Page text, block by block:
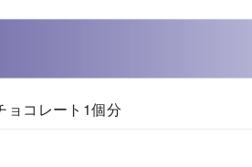
ョコレート1個分